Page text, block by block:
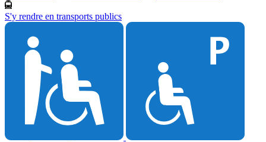
S'y rendre en transports publics